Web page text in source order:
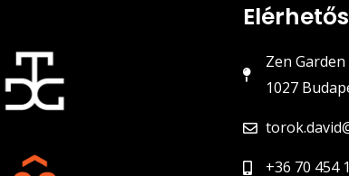
Zen
1027
+36 70 454